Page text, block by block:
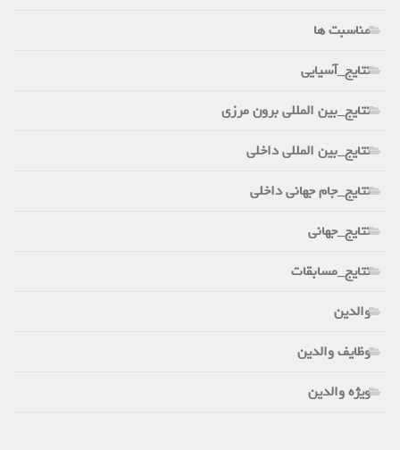
مناسبت ها
نتایج_آسیایی
نتایج_بین المللی برون مرزی
نتایج_بین المللی داخلی
نتایج_جام جهانی داخلی
نتایج_جهانی
نتایج_مسابقات
والدین
وظایف والدین
ویژه والدین